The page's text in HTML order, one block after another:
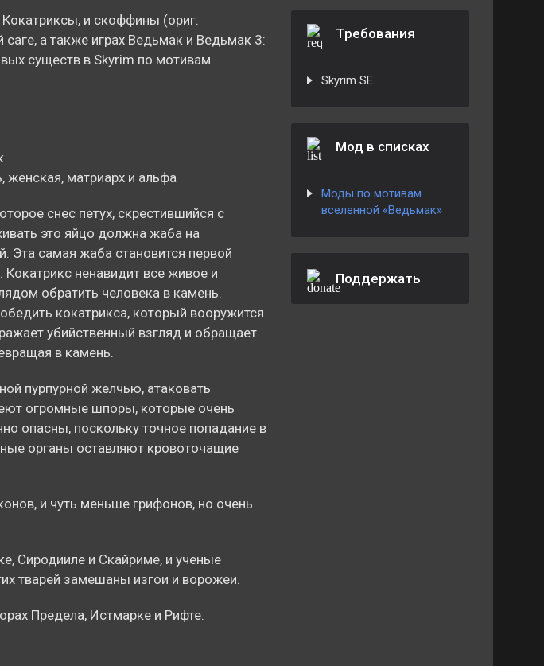
и скоффины (ориг.
а также играх Ведьмак и Ведьмак 3:
существ в Skyrim по мотивам
женская, матриарх и альфа
снес петух, скрестившийся с
это яйцо должна жаба на
Эта самая жаба становится первой
ненавидит все живое и
обратить человека в камень.
кокатрикса, который вооружится
убийственный взгляд и обращает
в камень.
пурпурной желчью, атаковать
огромные шпоры, которые очень
опасны, поскольку точное попадание в
органы оставляют кровоточащие
и чуть меньше грифонов, но очень
Сиродииле и Скайриме, и ученые
тварей замешаны изгои и ворожеи.
Предела, Истмарке и Рифте.
Требования
Skyrim SE
Мод в списках
Моды по мотивам
вселенной «Ведьмак»
Поддержать